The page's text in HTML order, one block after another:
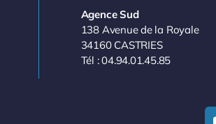
Agence Sud
138 Avenue de la Royale
34160 CASTRIES
Tél : 04.94.01.45.85